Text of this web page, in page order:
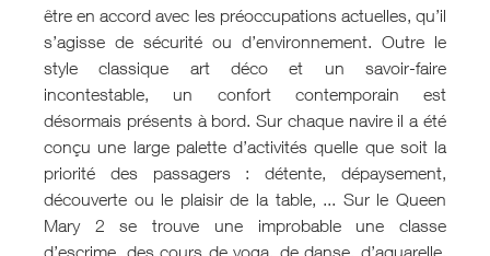
être en accord avec les préoccupations actuelles, qu’il
s’agisse de sécurité ou d’environnement. Outre le
style classique art déco et un savoir-faire
incontestable, un confort contemporain est
désormais présents à bord. Sur chaque navire il a été
conçu une large palette d’activités quelle que soit la
priorité des passagers : détente, dépaysement,
découverte ou le plaisir de la table, ... Sur le Queen
Mary 2 se trouve une improbable une classe
d’escrime, des cours de yoga, de danse, d’aquarelle,